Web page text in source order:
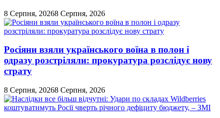
8 Серпня, 20268 Серпня, 2026
Росіяни взяли українського воїна в полон і
одразу розстріляли: прокуратура розслідує нову
страту
8 Серпня, 20268 Серпня, 2026